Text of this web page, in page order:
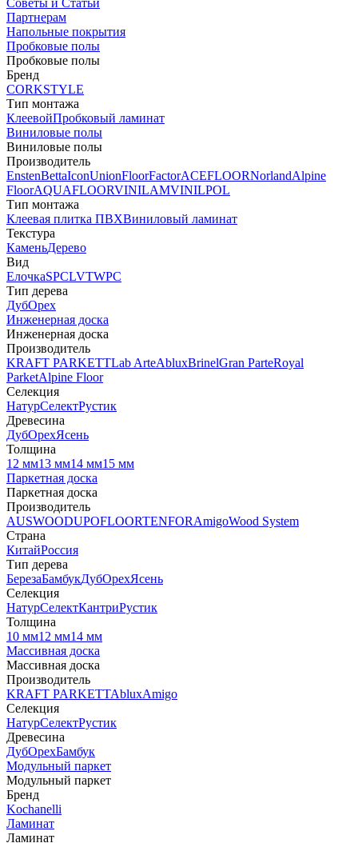
Советы и Статьи
Партнерам
Напольные покрытия
Пробковые полы
Пробковые полы
Бренд
CORKSTYLE
Тип монтажа
КлеевойПробковый ламинат
Виниловые полы
Виниловые полы
Производитель
EnstenBettaIconUnionFloorFactorACEFLOORNorlandAlpine
FloorAQUAFLOORVINILAMVINILPOL
Тип монтажа
Клеевая плитка ПВХВиниловый ламинат
Текстура
КаменьДерево
Вид
ЕлочкаSPCLVTWPC
Тип дерева
ДубОрех
Инженерная доска
Инженерная доска
Производитель
KRAFT PARKETTLab ArteAbluxBrinelGran ParteRoyal
ParketAlpine Floor
Селекция
НатурСелектРустик
Древесина
ДубОрехЯсень
Толщина
12 мм13 мм14 мм15 мм
Паркетная доска
Паркетная доска
Производитель
AUSWOODUPOFLOORTENFORAmigoWood System
Страна
КитайРоссия
Тип дерева
БерезаБамбукДубОрехЯсень
Селекция
НатурСелектКантриРустик
Толщина
10 мм12 мм14 мм
Массивная доска
Массивная доска
Производитель
KRAFT PARKETTAbluxAmigo
Селекция
НатурСелектРустик
Древесина
ДубОрехБамбук
Модульный паркет
Модульный паркет
Бренд
Kochanelli
Ламинат
Ламинат